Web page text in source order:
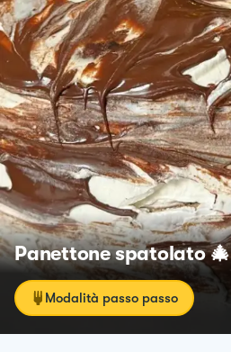
Panettone spatolato 🎄
Modalità passo passo